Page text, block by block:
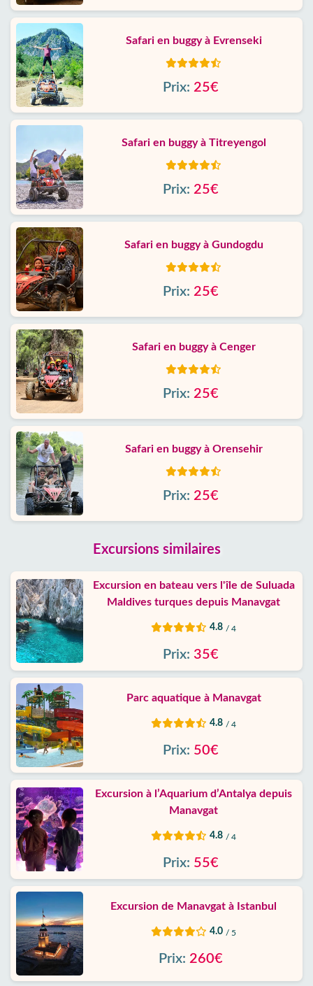
Safari en buggy à Evrenseki
Prix: 25€
Safari en buggy à Titreyengol
Prix: 25€
Safari en buggy à Gundogdu
Prix: 25€
Safari en buggy à Cenger
Prix: 25€
Safari en buggy à Orensehir
Prix: 25€
Excursions similaires
Excursion en bateau vers l'île de Suluada
Maldives turques depuis Manavgat
4.8 / 4
Prix: 35€
Parc aquatique à Manavgat
4.8 / 4
Prix: 50€
Excursion à l’Aquarium d’Antalya depuis
Manavgat
4.8 / 4
Prix: 55€
Excursion de Manavgat à Istanbul
4.0 / 5
Prix: 260€